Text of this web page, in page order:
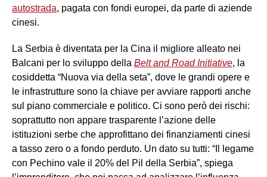
autostrada, pagata con fondi europei, da parte di aziende
cinesi.
La Serbia è diventata per la Cina il migliore alleato nei
Balcani per lo sviluppo della Belt and Road Initiative, la
cosiddetta “Nuova via della seta”, dove le grandi opere e
le infrastrutture sono la chiave per avviare rapporti anche
sul piano commerciale e politico. Ci sono però dei rischi:
soprattutto non appare trasparente l’azione delle
istituzioni serbe che approfittano dei finanziamenti cinesi
a tasso zero o a fondo perduto. Un dato su tutti: “Il legame
con Pechino vale il 20% del Pil della Serbia”, spiega